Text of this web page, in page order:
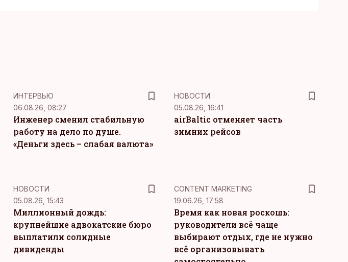
ИНТЕРВЬЮ
06.08.26, 08:27
Инженер сменил стабильную
работу на дело по душе.
«Деньги здесь – слабая валюта»
НОВОСТИ
05.08.26, 16:41
airBaltic отменяет часть
зимних рейсов
НОВОСТИ
05.08.26, 15:43
Миллионный дождь:
крупнейшие адвокатские бюро
выплатили солидные
дивиденды
KM
CONTENT MARKETING
19.06.26, 17:58
Время как новая роскошь:
руководители всё чаще
выбирают отдых, где не нужно
всё организовывать